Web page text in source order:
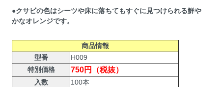
●クサビの色はシーツや床に落ちてもすぐに見つけられる鮮や
かなオレンジです。
商品情報
型番
H009
特別価格
750円（税抜）
入数
100本